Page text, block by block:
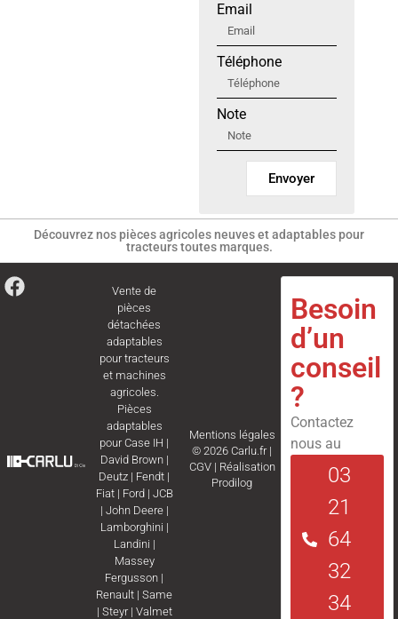
Email
Téléphone
Note
Envoyer
Découvrez nos pièces agricoles neuves et adaptables pour
tracteurs toutes marques.
Vente de
pièces
détachées
adaptables
pour tracteurs
et machines
agricoles.
Pièces
adaptables
pourCase IH |
David Brown|
Deutz | Fendt |
Fiat| Ford | JCB
| John Deere|
Lamborghini |
Landini |
Massey
Fergusson |
Renault |Same
| Steyr| Valmet
Mentions légales
© 2026 Carlu.fr |
CGV| Réalisation
Prodilog
Besoin
d’un
conseil
?
Contactez
nous au
03
21
64
32
34